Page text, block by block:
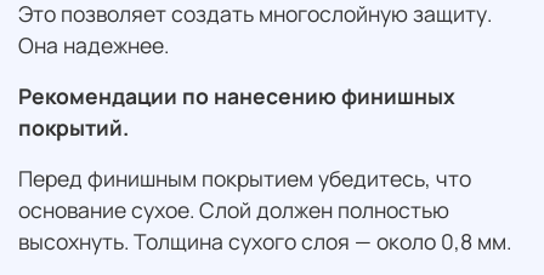
Это позволяет создать многослойную защиту.
Она надежнее.
Рекомендации по нанесению финишных
покрытий.
Перед финишным покрытием убедитесь, что
основание сухое. Слой должен полностью
высохнуть. Толщина сухого слоя — около 0,8 мм.